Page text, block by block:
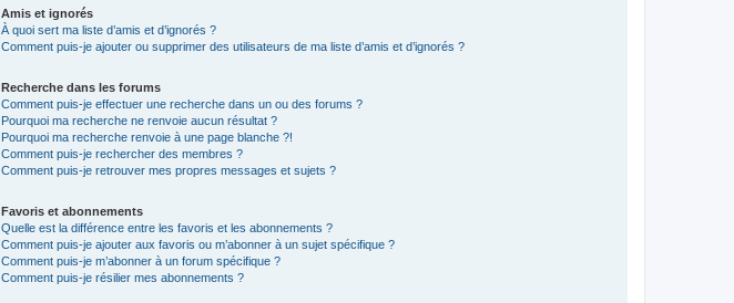
Amis et ignorés
À quoi sert ma liste d’amis et d’ignorés ?
Comment puis-je ajouter ou supprimer des utilisateurs de ma liste d’amis et d’ignorés ?
Recherche dans les forums
Comment puis-je effectuer une recherche dans un ou des forums ?
Pourquoi ma recherche ne renvoie aucun résultat ?
Pourquoi ma recherche renvoie à une page blanche ?!
Comment puis-je rechercher des membres ?
Comment puis-je retrouver mes propres messages et sujets ?
Favoris et abonnements
Quelle est la différence entre les favoris et les abonnements ?
Comment puis-je ajouter aux favoris ou m’abonner à un sujet spécifique ?
Comment puis-je m’abonner à un forum spécifique ?
Comment puis-je résilier mes abonnements ?